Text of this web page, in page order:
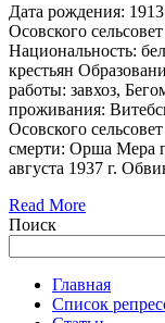
Дата рождения:
Осовского
Национальность:
крестьян
работы: завхоз,
проживания:
Осовского
смерти: Орша Мера
августа 1937 г.
Read More
Поиск
Главная
Список